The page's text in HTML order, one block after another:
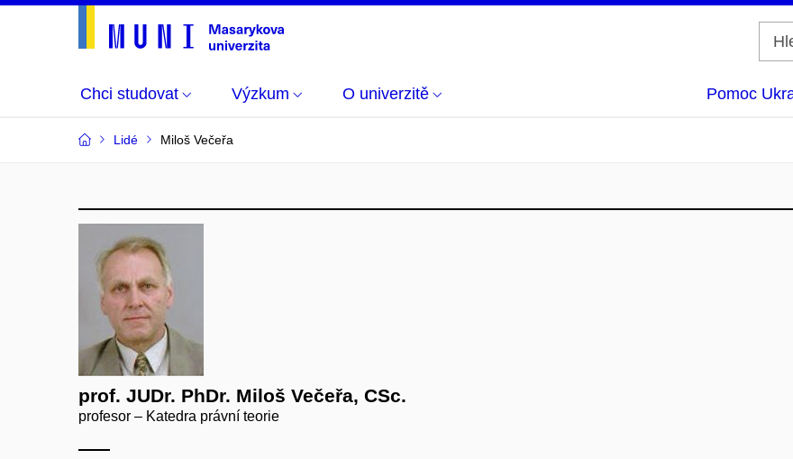
Chci studovat Výzkum O univerzitě Pomoc
Lidé Miloš Večeřa
prof. JUDr. PhDr. Miloš Večeřa, CSc.
profesor – Katedra právní teorie